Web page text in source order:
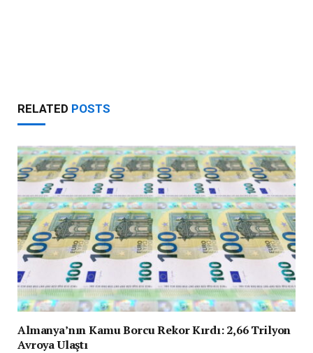
RELATED POSTS
Almanya’nın Kamu Borcu Rekor Kırdı: 2,66 Trilyon
Avroya Ulaştı